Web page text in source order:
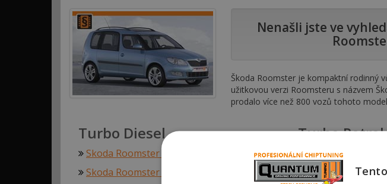
Nenašli jste ve
Škoda Roomster je kompaktní rodinný
užitkovou verzi Roomsteru s názvem
prodalo více než 800 vozů tohoto
Turbo Diesel
Skoda Roomster 1.2 TDI 55kw (75hp)
Skoda Roomster 1.4 TDI 51kw (70hp)
Turbo Petrol
Skoda Roomster
Skoda Roomster